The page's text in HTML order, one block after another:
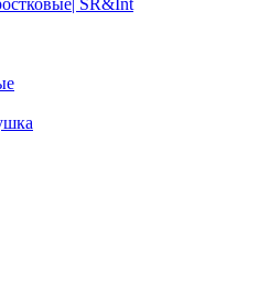
SR&Int